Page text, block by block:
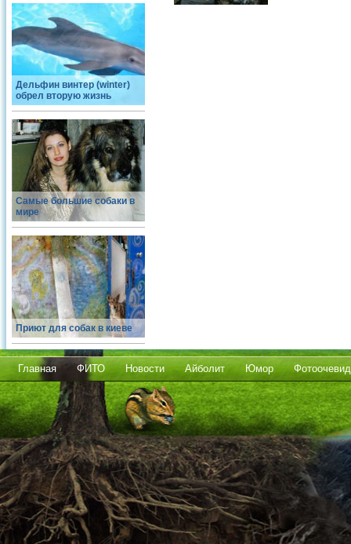
Дельфин винтер (winter)
обрел вторую жизнь
Самые большие собаки в
мире
Приют для собак в киеве
Главная ФИТО Новости Айболит Юмор